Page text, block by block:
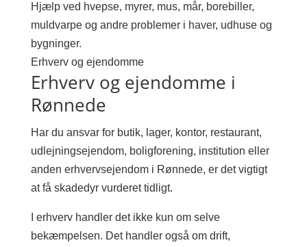
Hjælp ved hvepse, myrer, mus, mår, borebiller,
muldvarpe og andre problemer i haver, udhuse og
bygninger.
Erhverv og ejendomme
Erhverv og ejendomme i
Rønnede
Har du ansvar for butik, lager, kontor, restaurant,
udlejningsejendom, boligforening, institution eller
anden erhvervsejendom i Rønnede, er det vigtigt
at få skadedyr vurderet tidligt.
I erhverv handler det ikke kun om selve
bekæmpelsen. Det handler også om drift,